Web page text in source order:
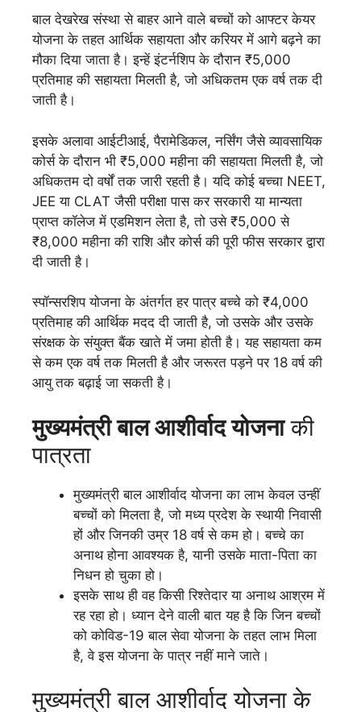
बाल देखरेख संस्था से बाहर आने वाले बच्चों को आफ्टर केयर
योजना के तहत आर्थिक सहायता और करियर में आगे बढ़ने का
मौका दिया जाता है। इन्हें इंटर्नशिप के दौरान ₹5,000
प्रतिमाह की सहायता मिलती है, जो अधिकतम एक वर्ष तक दी
जाती है।
इसके अलावा आईटीआई, पैरामेडिकल, नर्सिंग जैसे व्यावसायिक
कोर्स के दौरान भी ₹5,000 महीना की सहायता मिलती है, जो
अधिकतम दो वर्षों तक जारी रहती है। यदि कोई बच्चा NEET,
JEE या CLAT जैसी परीक्षा पास कर सरकारी या मान्यता
प्राप्त कॉलेज में एडमिशन लेता है, तो उसे ₹5,000 से
₹8,000 महीना की राशि और कोर्स की पूरी फीस सरकार द्वारा
दी जाती है।
स्पॉन्सरशिप योजना के अंतर्गत हर पात्र बच्चे को ₹4,000
प्रतिमाह की आर्थिक मदद दी जाती है, जो उसके और उसके
संरक्षक के संयुक्त बैंक खाते में जमा होती है। यह सहायता कम
से कम एक वर्ष तक मिलती है और जरूरत पड़ने पर 18 वर्ष की
आयु तक बढ़ाई जा सकती है।
मुख्यमंत्री बाल आशीर्वाद योजनाकी
पात्रता
मुख्यमंत्री बाल आशीर्वाद योजना का लाभ केवल उन्हीं
बच्चों को मिलता है, जो मध्य प्रदेश के स्थायी निवासी
हों और जिनकी उम्र 18 वर्ष से कम हो। बच्चे का
अनाथ होना आवश्यक है, यानी उसके माता-पिता का
निधन हो चुका हो।
इसके साथ ही वह किसी रिश्तेदार या अनाथ आश्रम में
रह रहा हो। ध्यान देने वाली बात यह है कि जिन बच्चों
को कोविड-19 बाल सेवा योजना के तहत लाभ मिला
है, वे इस योजना के पात्र नहीं माने जाते।
मुख्यमंत्री बाल आशीर्वाद योजना के